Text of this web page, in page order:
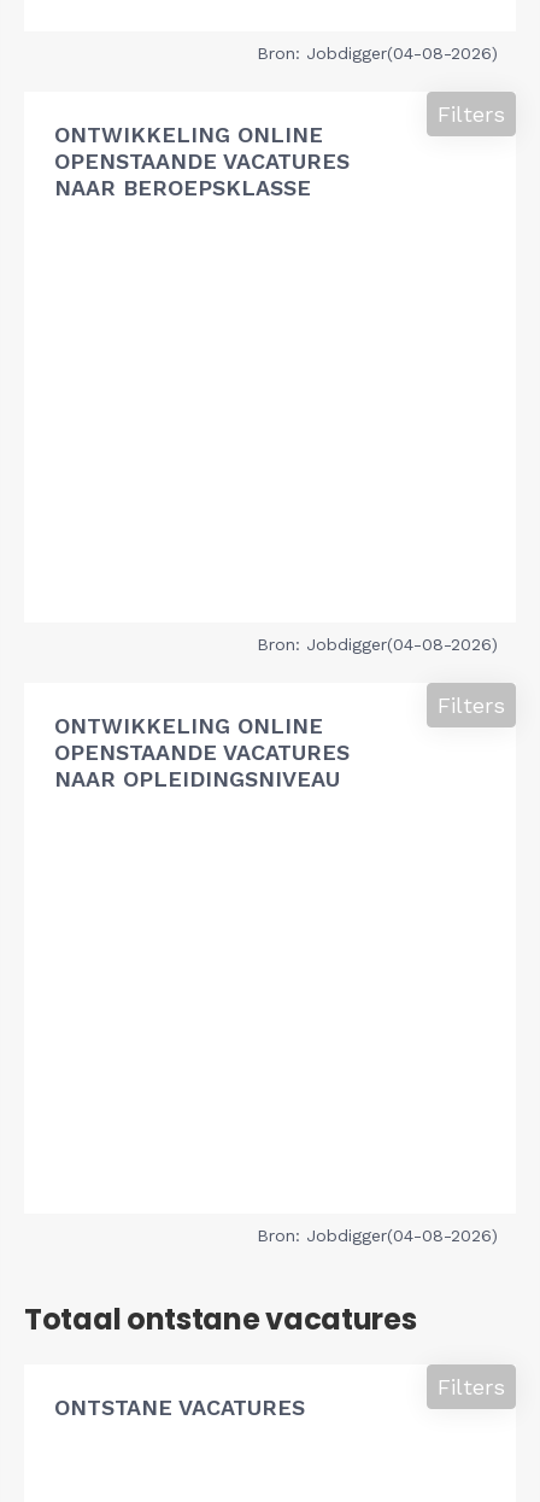
Bron: Jobdigger(04-08-2026)
ONTWIKKELING ONLINE
OPENSTAANDE VACATURES
NAAR BEROEPSKLASSE
Filters
Bron: Jobdigger(04-08-2026)
ONTWIKKELING ONLINE
OPENSTAANDE VACATURES
NAAR OPLEIDINGSNIVEAU
Filters
Bron: Jobdigger(04-08-2026)
Totaal ontstane vacatures
ONTSTANE VACATURES
Filters